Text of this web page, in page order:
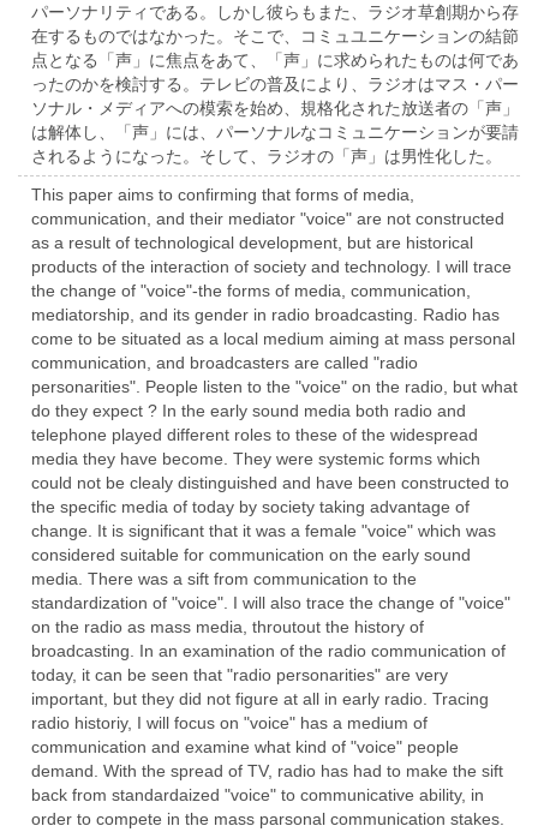
パーソナリティである。しかし彼らもまた、ラジオ草創期から存
在するものではなかった。そこで、コミュユニケーションの結節
点となる「声」に焦点をあて、「声」に求められたものは何であ
ったのかを検討する。テレビの普及により、ラジオはマス・パー
ソナル・メディアへの模索を始め、規格化された放送者の「声」
は解体し、「声」には、パーソナルなコミュニケーションが要請
されるようになった。そして、ラジオの「声」は男性化した。
This paper aims to confirming that forms of media,
communication, and their mediator "voice" are not constructed
as a result of technological development, but are historical
products of the interaction of society and technology. I will trace
the change of "voice"-the forms of media, communication,
mediatorship, and its gender in radio broadcasting. Radio has
come to be situated as a local medium aiming at mass personal
communication, and broadcasters are called "radio
personarities". People listen to the "voice" on the radio, but what
do they expect ? In the early sound media both radio and
telephone played different roles to these of the widespread
media they have become. They were systemic forms which
could not be clealy distinguished and have been constructed to
the specific media of today by society taking advantage of
change. It is significant that it was a female "voice" which was
considered suitable for communication on the early sound
media. There was a sift from communication to the
standardization of "voice". I will also trace the change of "voice"
on the radio as mass media, throutout the history of
broadcasting. In an examination of the radio communication of
today, it can be seen that "radio personarities" are very
important, but they did not figure at all in early radio. Tracing
radio historiy, I will focus on "voice" has a medium of
communication and examine what kind of "voice" people
demand. With the spread of TV, radio has had to make the sift
back from standardaized "voice" to communicative ability, in
order to compete in the mass parsonal communication stakes.